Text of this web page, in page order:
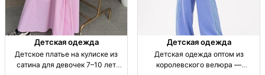
Детская одежда
Детское платье на кулиске из
сатина для девочек 7–10 лет
Детская одежда
Детская одежда оптом из
королевского велюра —